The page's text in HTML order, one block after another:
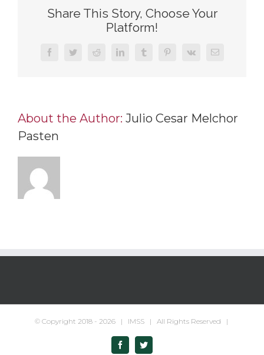
Share This Story, Choose Your
Platform!
FacebookTwitterReddit LinkedInTumblrPinterest
Vk Email
About the Author: Julio Cesar Melchor
Pasten
© Copyright 2018 - 2026 | IMSS | All Rights Reserved |
FacebookTwitter